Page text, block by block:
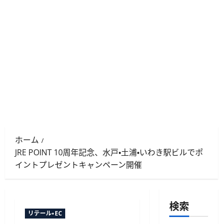
ホーム
JRE POINT 10周年記念、水戸・土浦・いわき駅ビルでポ
イントプレゼントキャンペーン開催
リテール・EC
検索